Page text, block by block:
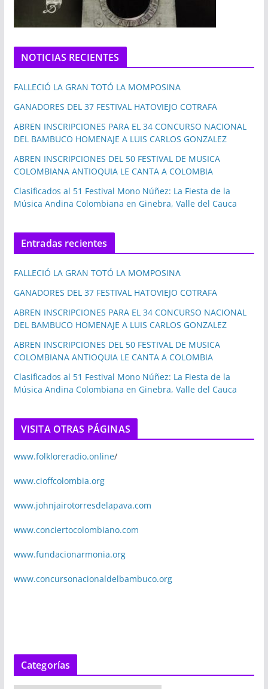
NOTICIAS RECIENTES
FALLECIÓ LA GRAN TOTÓ LA MOMPOSINA
GANADORES DEL 37 FESTIVAL HATOVIEJO COTRAFA
ABREN INSCRIPCIONES PARA EL 34 CONCURSO NACIONAL
DEL BAMBUCO HOMENAJE A LUIS CARLOS GONZALEZ
ABREN INSCRIPCIONES DEL 50 FESTIVAL DE MUSICA
COLOMBIANA ANTIOQUIA LE CANTA A COLOMBIA
Clasificados al 51 Festival Mono Núñez: La Fiesta de la
Música Andina Colombiana en Ginebra, Valle del Cauca
Entradas recientes
FALLECIÓ LA GRAN TOTÓ LA MOMPOSINA
GANADORES DEL 37 FESTIVAL HATOVIEJO COTRAFA
ABREN INSCRIPCIONES PARA EL 34 CONCURSO NACIONAL
DEL BAMBUCO HOMENAJE A LUIS CARLOS GONZALEZ
ABREN INSCRIPCIONES DEL 50 FESTIVAL DE MUSICA
COLOMBIANA ANTIOQUIA LE CANTA A COLOMBIA
Clasificados al 51 Festival Mono Núñez: La Fiesta de la
Música Andina Colombiana en Ginebra, Valle del Cauca
VISITA OTRAS PÁGINAS
www.folkloreradio.online/
www.cioffcolombia.org
www.johnjairotorresdelapava.com
www.conciertocolombiano.com
www.fundacionarmonia.org
www.concursonacionaldelbambuco.org
Categorías